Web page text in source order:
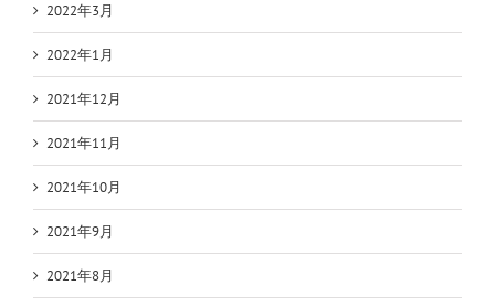
2022年3月
2022年1月
2021年12月
2021年11月
2021年10月
2021年9月
2021年8月